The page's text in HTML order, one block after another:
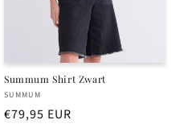
Summum Shirt Zwart
Verkoper:
SUMMUM
Normale
€79,95 EUR